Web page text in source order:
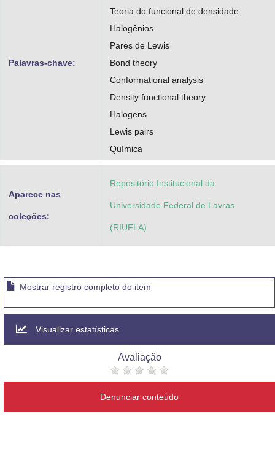
Palavras-chave:
Teoria do funcional de densidade
Halogênios
Pares de Lewis
Bond theory
Conformational analysis
Density functional theory
Halogens
Lewis pairs
Química
Aparece nas
coleções:
Repositório Institucional da
Universidade Federal de Lavras
(RIUFLA)
Mostrar registro completo do item
Visualizar estatísticas
Avaliação
Denunciar conteúdo